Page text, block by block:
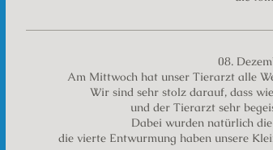
08.
Am Mittwoch hat unser Tierarzt alle
Wir sind sehr stolz darauf, dass
und der Tierarzt sehr
Dabei wurden natürlich
die vierte Entwurmung haben unsere